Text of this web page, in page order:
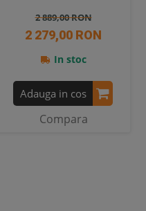
2 889,00 RON
2 279,00 RON
In stoc
Adauga in cos
Compara